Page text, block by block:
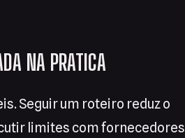
NA PRATICA
Seguir um roteiro reduz o
limites com fornecedores